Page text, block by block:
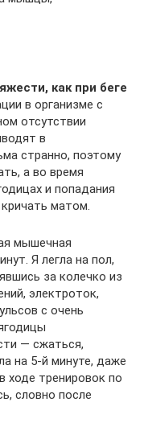
как при беге
в организме с
отсутствии
в
странно, поэтому
а во время
и попадания
матом.
мышечная
Я легла на пол,
за колечко из
электроток,
с очень
— сжаться,
на 5-й минуте, даже
ходе тренировок по
словно после